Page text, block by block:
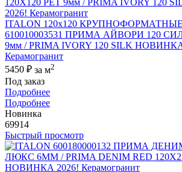
ITALON 120x120
610010003531 ПРИМА АЙВОРИ 120
9мм / PRIMA IVORY 120 SILK
Керамогранит
5450 ₽ за м2
Под заказ
Подробнее
Подробнее
Новинка
69914
Быстрый просмотр